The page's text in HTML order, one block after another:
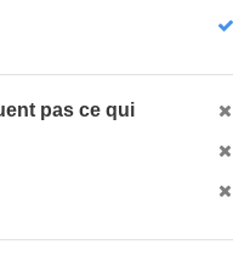
pas ce qui